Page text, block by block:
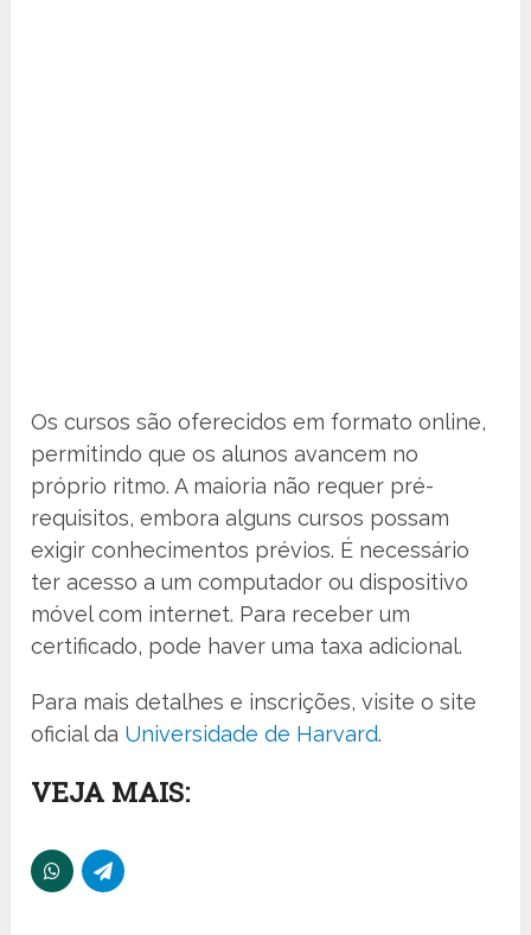
Os cursos são oferecidos em formato online,
permitindo que os alunos avancem no
próprio ritmo. A maioria não requer pré-
requisitos, embora alguns cursos possam
exigir conhecimentos prévios. É necessário
ter acesso a um computador ou dispositivo
móvel com internet. Para receber um
certificado, pode haver uma taxa adicional.
Para mais detalhes e inscrições, visite o site
oficial da Universidade de Harvard.
VEJA MAIS: